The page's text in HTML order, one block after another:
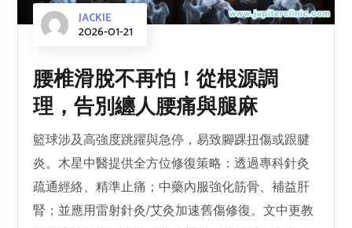
JACKIE
2026-01-21
腰椎滑脫不再怕！從根源調
理，告別纏人腰痛與腿麻
籃球涉及高強度跳躍與急停，易致腳踝扭傷或跟腱
炎。木星中醫提供全方位修復策略：透過專科針灸
疏通經絡、精準止痛；中藥內服強化筋骨、補益肝
腎；並應用雷射針灸/艾灸加速舊傷修復。文中更教